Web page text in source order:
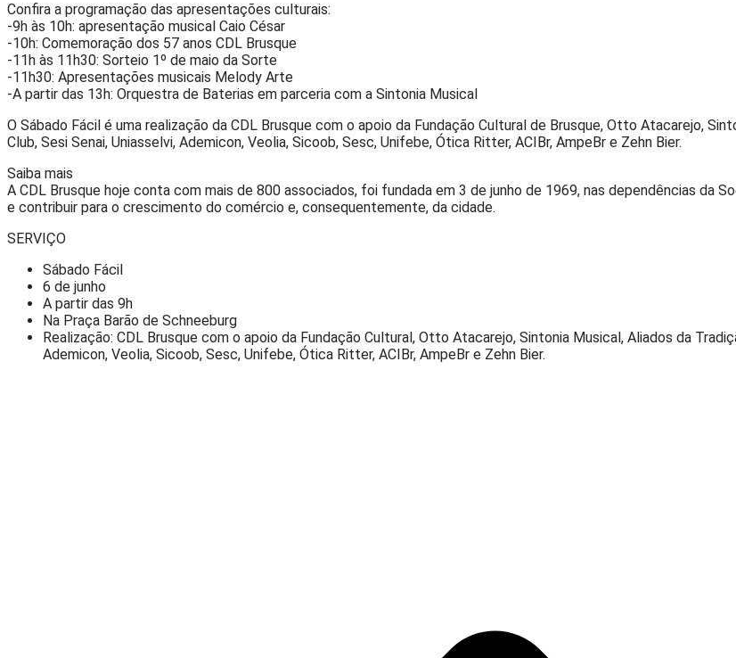
Confira a programação das apresentações culturais:
-9h às 10h: apresentação musical Caio César
-10h: Comemoração dos 57 anos CDL Brusque
-11h às 11h30: Sorteio 1º de maio da Sorte
-11h30: Apresentações musicais Melody Arte
-A partir das 13h: Orquestra de Baterias em parceria com a Sintonia Musical
O Sábado Fácil é uma realização da CDL Brusque com o apoio da Fundação Cultural de Brusque, Otto Atacarejo,
Club, Sesi Senai, Uniasselvi, Ademicon, Veolia, Sicoob, Sesc, Unifebe, Ótica Ritter, ACIBr, AmpeBr e Zehn Bier.
Saiba mais
A CDL Brusque hoje conta com mais de 800 associados, foi fundada em 3 de junho de 1969, nas dependências da
e contribuir para o crescimento do comércio e, consequentemente, da cidade.
SERVIÇO
Sábado Fácil
6 de junho
A partir das 9h
Na Praça Barão de Schneeburg
Realização: CDL Brusque com o apoio da Fundação Cultural, Otto Atacarejo, Sintonia Musical, Aliados da
Ademicon, Veolia, Sicoob, Sesc, Unifebe, Ótica Ritter, ACIBr, AmpeBr e Zehn Bier.